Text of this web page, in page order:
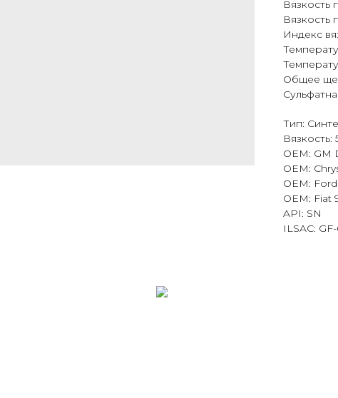
Вязкость
Вязкость
Индекс
Общее
Тип:
Вязкость:
OEM: GM
OEM:
OEM:
OEM: Fiat
API: SN
ILSAC: